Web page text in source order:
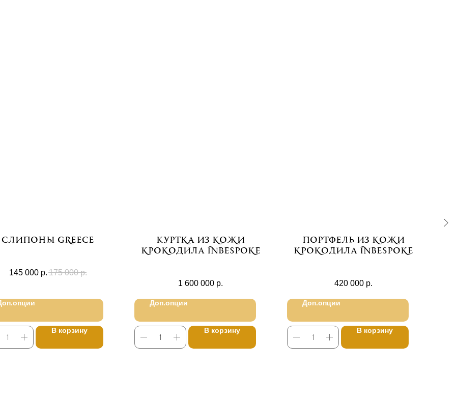
Слипоны Greece
145 000 р. 175 000 р.
В корзину
Куртка из кожи
крокодила Inbespoke
1 600 000 р.
Доп.опции
В корзину
Портфель из кожи
крокодила Inbespoke
420 000 р.
Доп.опции
В корзину